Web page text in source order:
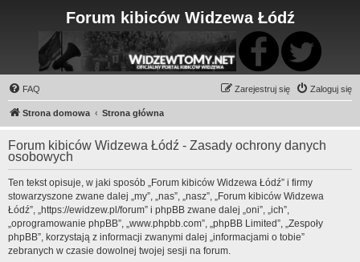
Forum kibiców Widzewa Łódź
FAQ Zaloguj się
Zarejestruj się
Strona domowa Strona główna
Forum kibiców Widzewa Łódź - Zasady ochrony danych
osobowych
Ten tekst opisuje, w jaki sposób „Forum kibiców Widzewa Łódź” i firmy
stowarzyszone zwane dalej „my”, „nas”, „nasz”, „Forum kibiców Widzewa
Łódź”, „https://ewidzew.pl/forum” i phpBB zwane dalej „oni”, „ich”,
„oprogramowanie phpBB”, „www.phpbb.com”, „phpBB Limited”, „Zespoły
phpBB”, korzystają z informacji zwanymi dalej „informacjami o tobie”
zebranych w czasie dowolnej twojej sesji na forum.